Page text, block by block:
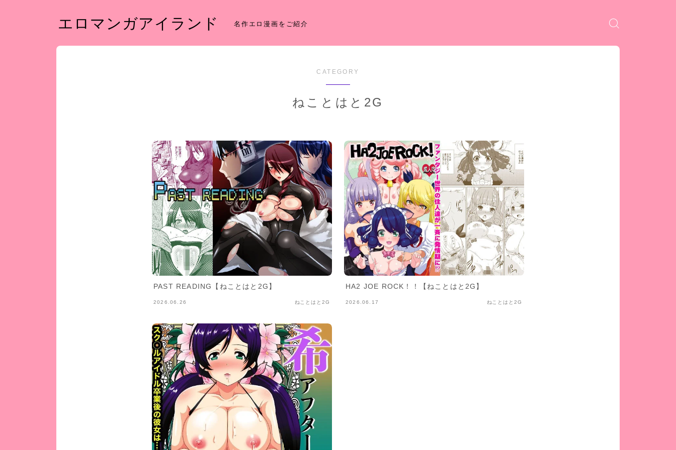
エロマンガアイランド 名作エロ漫画をご紹介
CATEGORY
ねことはと2G
PAST READING【ねことはと2G】
2026.06.26 ねことはと2G
HA2 JOE ROCK！！【ねことはと2G】
2026.06.17 ねことはと2G